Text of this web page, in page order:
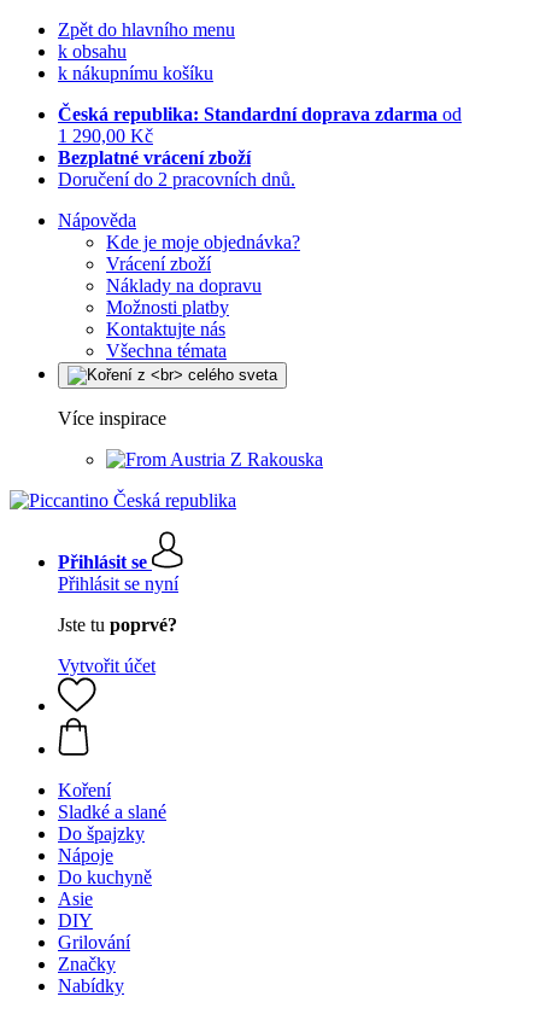
Zpět do hlavního menu
k obsahu
k nákupnímu košíku
Česká republika: Standardní doprava zdarma od
1 290,00 Kč
Bezplatné vrácení zboží
Doručení do 2 pracovních dnů.
Nápověda
Kde je moje objednávka?
Vrácení zboží
Náklady na dopravu
Možnosti platby
Kontaktujte nás
Všechna témata
Více inspirace
Z Rakouska
Přihlásit se
Přihlásit se nyní
Jste tu poprvé?
Vytvořit účet
Koření
Sladké a slané
Do špajzky
Nápoje
Do kuchyně
Asie
DIY
Grilování
Značky
Nabídky